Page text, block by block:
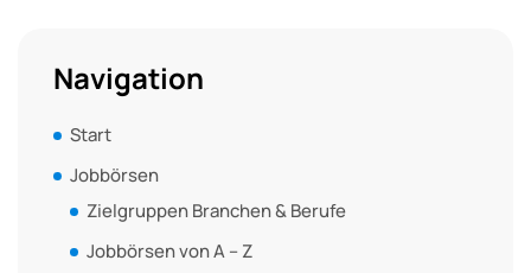
Navigation
Start
Jobbörsen
Zielgruppen Branchen & Berufe
Jobbörsen von A – Z